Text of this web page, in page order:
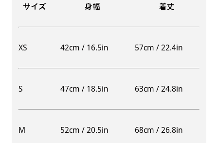
サイズ 身幅 着丈
XS 42cm / 16.5in 57cm / 22.4in
S 47cm / 18.5in 63cm / 24.8in
M 52cm / 20.5in 68cm / 26.8in
種のデザインを楽しむことができます。前からも
A面B面のデザイン変化を楽しんでお客様にアピ
長辺が180cm以内、短辺が60cm以内であれば自
幕の製作をお楽しみください
レギュラーのれん